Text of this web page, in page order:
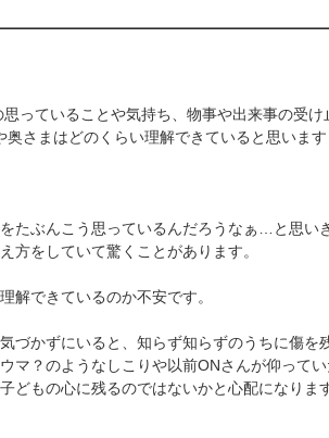
っていることや気持ち、物事や出来事の受け
奥さまはどのくらい理解できていると思います
たぶんこう思っているんだろうなぁ…と思い
方をしていて驚くことがあります。
解できているのか不安です。
づかずにいると、知らず知らずのうちに傷を
マ？のようなしこりや以前ONさんが仰って
どもの心に残るのではないかと心配になりま